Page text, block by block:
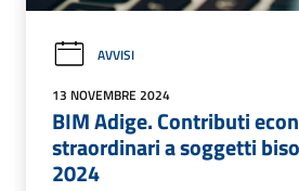
AVVISI
13 NOVEMBRE 2024
BIM Adige. Contributi
straordinari a soggetti
2024